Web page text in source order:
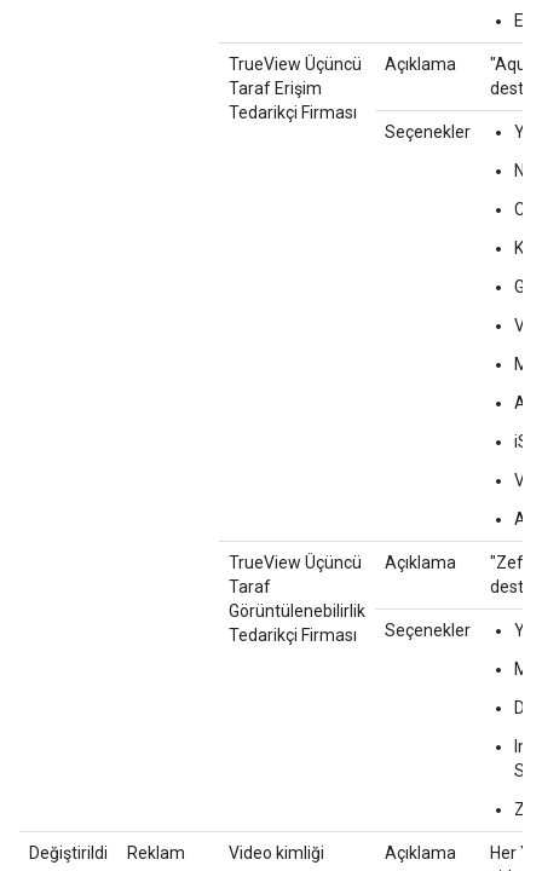
Ev
TrueView Üçüncü
Taraf Erişim
Tedarikçi Firması
Açıklama
Seçenekler
Yok
TrueView Üçüncü
Taraf
Görüntülenebilirlik
Tedarikçi Firması
Açıklama
"Zefr"
Seçenekler
Yok
Değiştirildi Reklam Video kimliği Açıklama
Her